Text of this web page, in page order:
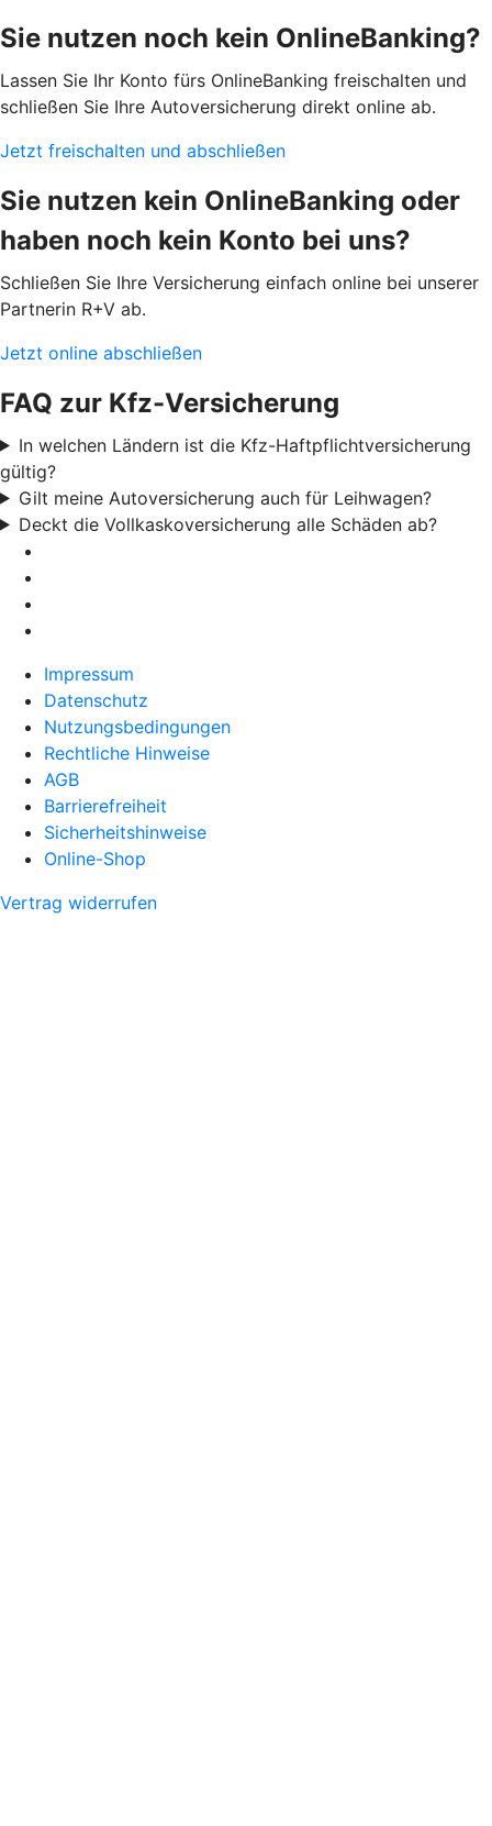
Sie nutzen noch kein OnlineBanking?
Lassen Sie Ihr Konto fürs OnlineBanking freischalten und
schließen Sie Ihre Autoversicherung direkt online ab.
Jetzt freischalten und abschließen
Sie nutzen kein OnlineBanking oder
haben noch kein Konto bei uns?
Schließen Sie Ihre Versicherung einfach online bei unserer
Partnerin R+V ab.
Jetzt online abschließen
FAQ zur Kfz-Versicherung
In welchen Ländern ist die Kfz-Haftpflichtversicherung
gültig?
Gilt meine Autoversicherung auch für Leihwagen?
Deckt die Vollkaskoversicherung alle Schäden ab?
Impressum
Datenschutz
Nutzungsbedingungen
Rechtliche Hinweise
AGB
Barrierefreiheit
Sicherheitshinweise
Online-Shop
Vertrag widerrufen